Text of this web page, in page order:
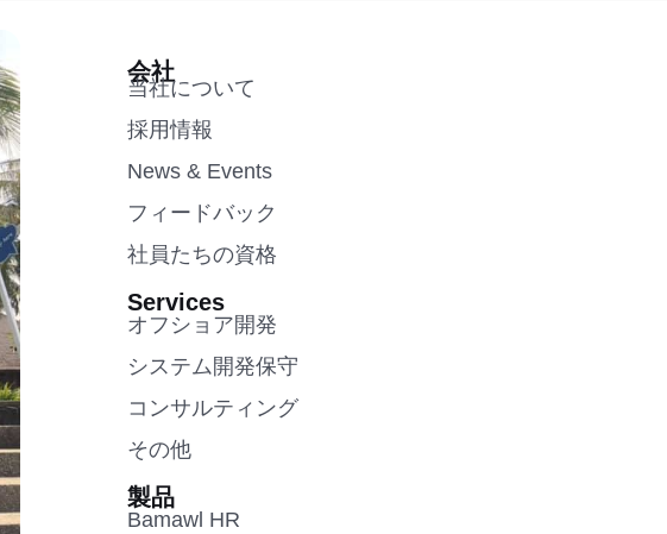
会社
当社について
採用情報
News & Events
フィードバック
社員たちの資格
Services
オフショア開発
システム開発保守
コンサルティング
その他
製品
Bamawl HR